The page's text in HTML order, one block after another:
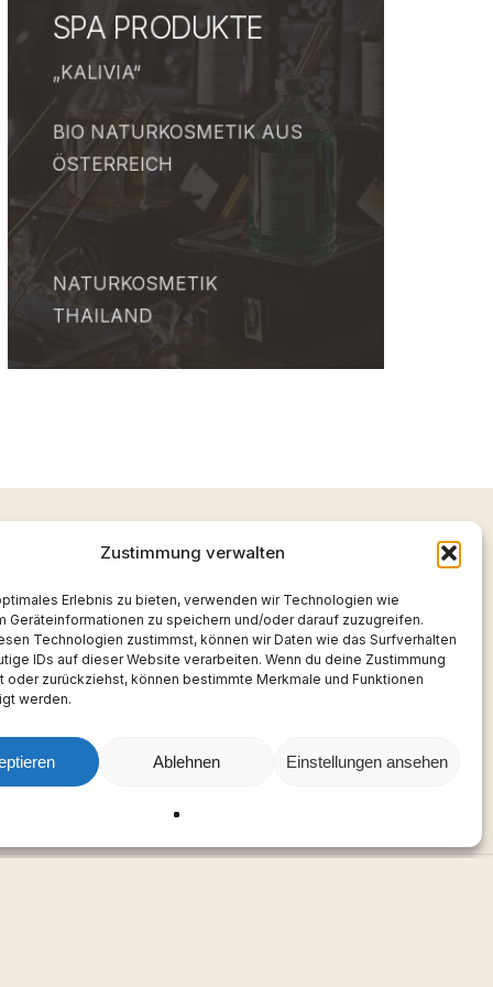
Zustimmung verwalten
Erlebnis zu bieten, verwenden wir Technologien wie
Geräteinformationen zu speichern und/oder darauf zuzugreifen.
Technologien zustimmst, können wir Daten wie das Surfverhalten
IDs auf dieser Website verarbeiten. Wenn du deine Zustimmung
oder zurückziehst, können bestimmte Merkmale und Funktionen
werden.
Ablehnen Einstellungen ansehen
SPA PRODUKTE
„KALIVIA“
BIO NATURKOSMETIK AUS
ÖSTERREICH
NATURKOSMETIK
THAILAND